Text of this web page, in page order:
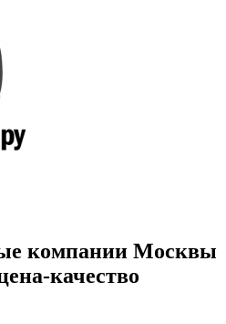
компании Москвы
качество